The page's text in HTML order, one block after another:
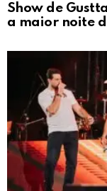
Show de
a maior noite